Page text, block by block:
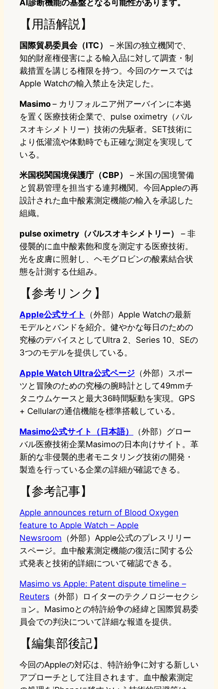
AI診断機能の基盤となる可能性があります。
【用語解説】
国際貿易委員会（ITC）
– 米国の独立機関で、
知的財産権侵害による輸入品に対して調査・制
裁措置を講じる権限を持つ。今回のケースでは
Apple Watchの輸入禁止を決定した。
Masimo – カリフォルニア州アーバインに本拠
を置く医療技術企業で、pulse oximetry（パル
スオキシメトリー）技術の先駆者。SET技術に
より低灌流や体動時でも正確な測定を実現して
いる。
米国税関国境保護庁（CBP）
– 米国の国境警備
と貿易管理を担当する連邦機関。今回Appleの再
設計された血中酸素測定機能の輸入を承認した
組織。
pulse oximetry（パルスオキシメトリー）
– 非
侵襲的に血中酸素飽和度を測定する医療技術。
光を皮膚に照射し、ヘモグロビンの酸素結合状
態を計測する仕組み。
【参考リンク】
Apple公式サイト
（外部）Apple Watchの最新
モデルとバンドを紹介。健やかな毎日のための
究極のデバイスとしてUltra 2、Series 10、SEの
3つのモデルを提供している。
Apple Watch Ultra公式ページ （外部）スポー
ツと冒険のための究極の腕時計として49mmチ
タニウムケースと最大36時間駆動を実現。GPS
+ Cellularの通信機能を標準搭載している。
Masimo公式サイト（日本語）
（外部）グロー
バル医療技術企業Masimoの日本向けサイト。革
新的な非侵襲的患者モニタリング技術の開発・
製造を行っている企業の詳細が確認できる。
【参考記事】
Apple announces return of Blood Oxygen
feature to Apple Watch – Apple
Newsroom （外部）Apple公式のプレスリリー
スページ。血中酸素測定機能の復活に関する公
式発表と技術的詳細について確認できる。
Masimo vs Apple: Patent dispute timeline –
Reuters （外部）ロイターのテクノロジーセクシ
ョン。Masimoとの特許紛争の経緯と国際貿易委
員会での判決について詳細な報道を提供。
【編集部後記】
今回のAppleの対応は、特許紛争に対する新しい
アプローチとして注目されます。血中酸素測定